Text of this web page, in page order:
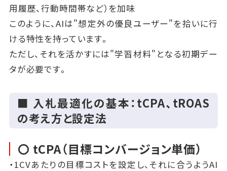
用履歴、行動時間帯など）を加味
このように、AIは"想定外の優良ユーザー"を拾いに行
ける特性を持っています。
ただし、それを活かすには"学習材料"となる初期デー
タが必要です。
■ 入札最適化の基本：tCPA、tROAS
の考え方と設定法
〇 tCPA（目標コンバージョン単価）
・1CVあたりの目標コストを設定し、それに合うようAI